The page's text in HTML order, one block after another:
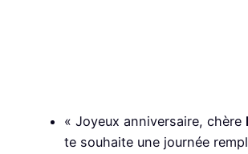
« Joyeux anniversaire, chère
te souhaite une journée